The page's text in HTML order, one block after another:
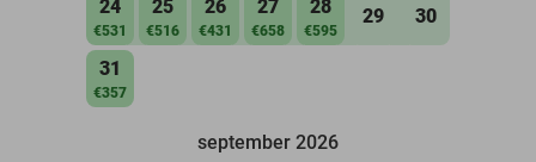
24
€531
25
€516
26
€431
27
€658
28
€595
29 30
31
€357
september 2026